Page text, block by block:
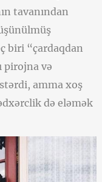
tavanından
biri “çardaqdan
pirojna və
amma xoş
də eləmək